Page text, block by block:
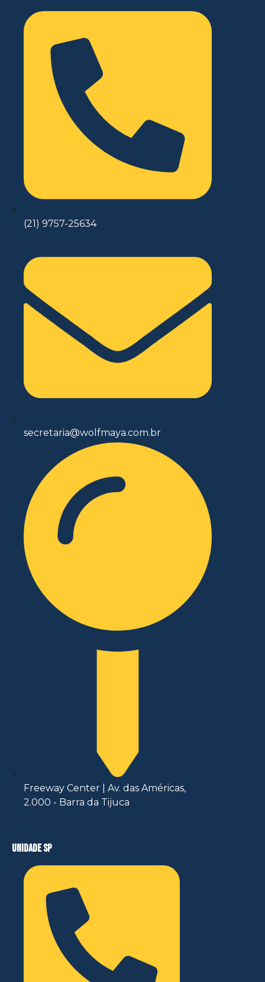
(21) 9757-25634
secretaria@wolfmaya.com.br
Freeway Center | Av. das Américas,
2.000 - Barra da Tijuca
unidade sp